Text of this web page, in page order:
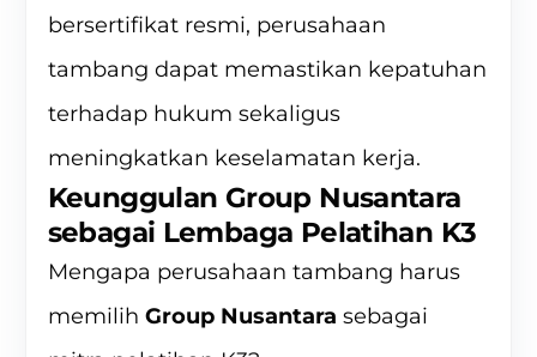
bersertifikat resmi, perusahaan
tambang dapat memastikan kepatuhan
terhadap hukum sekaligus
meningkatkan keselamatan kerja.
Keunggulan Group Nusantara
sebagai Lembaga Pelatihan K3
Mengapa perusahaan tambang harus
memilih Group Nusantara sebagai